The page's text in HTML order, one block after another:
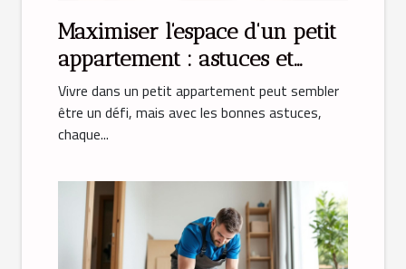
Maximiser l'espace d'un petit
appartement : astuces et
solutions
Vivre dans un petit appartement peut sembler
être un défi, mais avec les bonnes astuces,
chaque...